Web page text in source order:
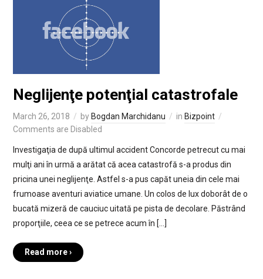
Neglijenţe potenţial catastrofale
March 26, 2018 by Bogdan Marchidanu in Bizpoint
Comments are Disabled
Investigaţia de după ultimul accident Concorde petrecut cu mai
mulţi ani în urmă a arătat că acea catastrofă s-a produs din
pricina unei neglijenţe. Astfel s-a pus capăt uneia din cele mai
frumoase aventuri aviatice umane. Un colos de lux doborât de o
bucată mizeră de cauciuc uitată pe pista de decolare. Păstrând
proporţiile, ceea ce se petrece acum în […]
Read more ›